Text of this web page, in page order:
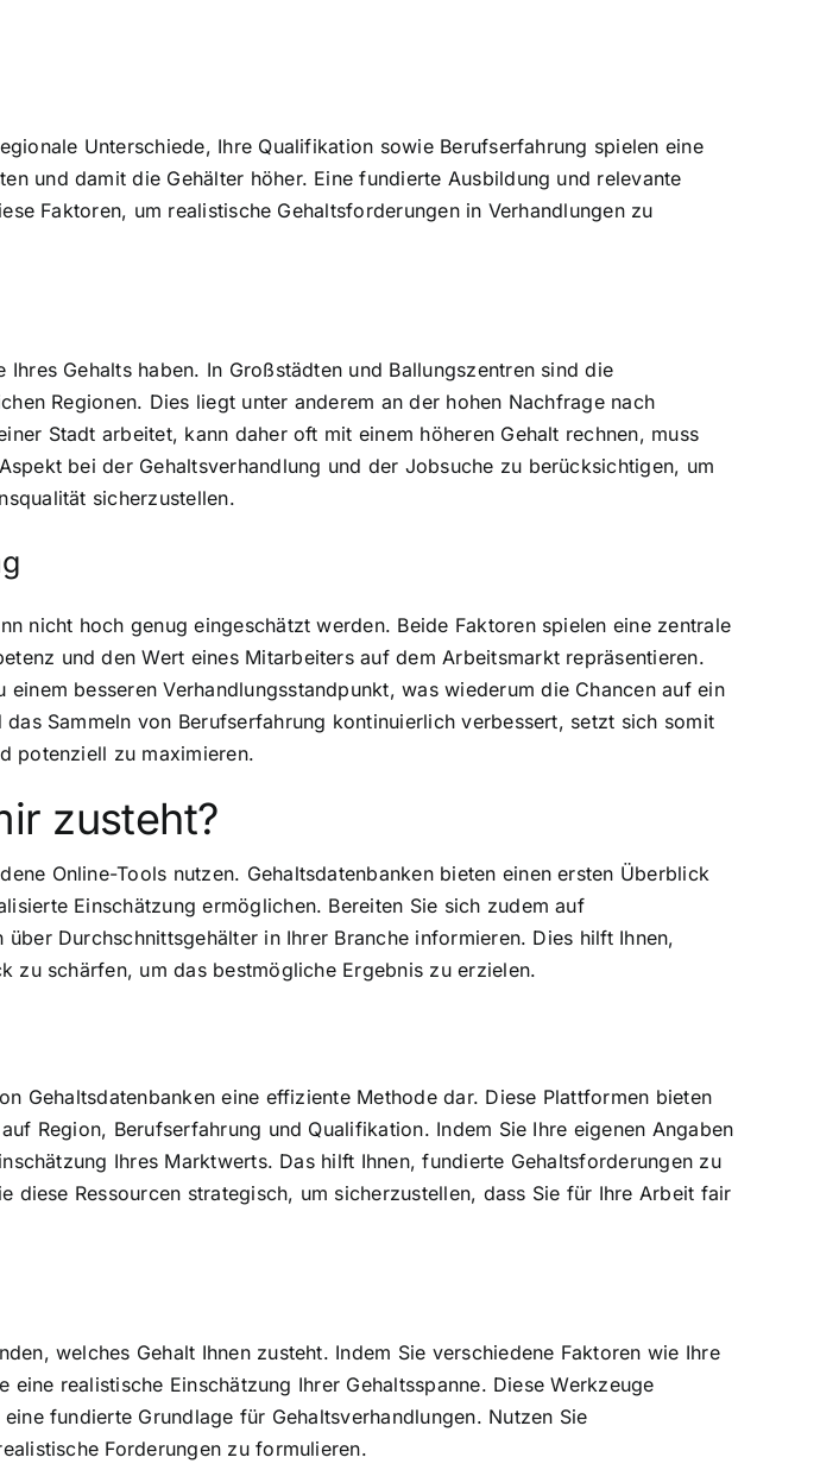
Unterschiede, Ihre Qualifikation sowie Berufserfahrung spielen eine
und damit die Gehälter höher. Eine fundierte Ausbildung und relevante
Faktoren, um realistische Gehaltsforderungen in Verhandlungen zu
Gehalts haben. In Großstädten und Ballungszentren sind die
Regionen. Dies liegt unter anderem an der hohen Nachfrage nach
Stadt arbeitet, kann daher oft mit einem höheren Gehalt rechnen, muss
bei der Gehaltsverhandlung und der Jobsuche zu berücksichtigen, um
sicherzustellen.
nicht hoch genug eingeschätzt werden. Beide Faktoren spielen eine zentrale
und den Wert eines Mitarbeiters auf dem Arbeitsmarkt repräsentieren.
besseren Verhandlungsstandpunkt, was wiederum die Chancen auf ein
Sammeln von Berufserfahrung kontinuierlich verbessert, setzt sich somit
potenziell zu maximieren.
zusteht?
Online-Tools nutzen. Gehaltsdatenbanken bieten einen ersten Überblick
Einschätzung ermöglichen. Bereiten Sie sich zudem auf
Durchschnittsgehälter in Ihrer Branche informieren. Dies hilft Ihnen,
zu schärfen, um das bestmögliche Ergebnis zu erzielen.
Gehaltsdatenbanken eine effiziente Methode dar. Diese Plattformen bieten
Region, Berufserfahrung und Qualifikation. Indem Sie Ihre eigenen Angaben
Ihres Marktwerts. Das hilft Ihnen, fundierte Gehaltsforderungen zu
Ressourcen strategisch, um sicherzustellen, dass Sie für Ihre Arbeit fair
welches Gehalt Ihnen zusteht. Indem Sie verschiedene Faktoren wie Ihre
realistische Einschätzung Ihrer Gehaltsspanne. Diese Werkzeuge
fundierte Grundlage für Gehaltsverhandlungen. Nutzen Sie
Forderungen zu formulieren.